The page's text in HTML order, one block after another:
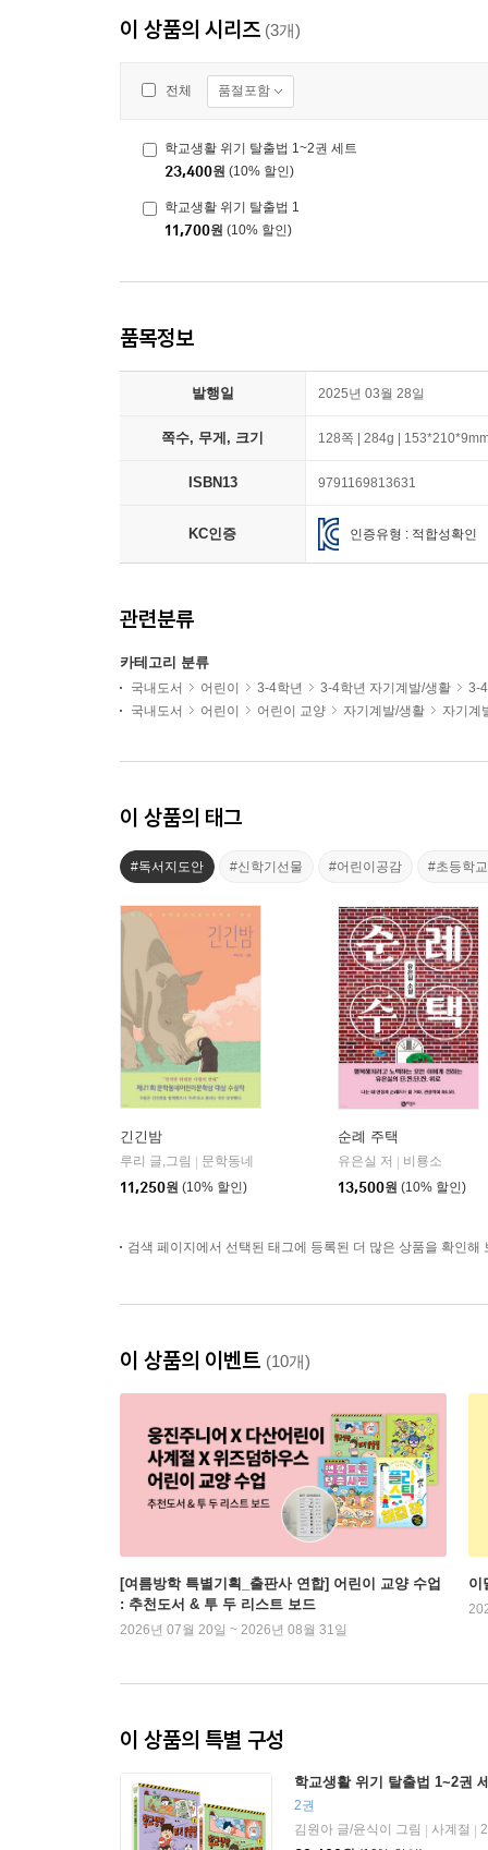
이 상품의 시리즈 (3개)
전체 품절포함
학교생활 위기 탈출법 1~2권 세트
23,400원 (10% 할인)
학교생활 위기 탈출법 1
11,700원 (10% 할인)
품목정보
발행일 2025년 03월 28일
쪽수, 무게, 크기 128쪽 | 284g |
ISBN13 9791169813631
KC인증 인증유형 : 적합성확인
관련분류
카테고리 분류
국내도서 어린이 3-4학년 3-4학년 자기계발/생활
3-
국내도서
어린이 어린이 교양 자기계발/생활 자기계
이 상품의 태그
#독서지도안 #신학기선물 #어린이공감 #초등학
긴긴밤
루리 글,그림
문학동네
11,250원 (10% 할인)
순례 주택
유은실 저
비룡소
13,500원 (10% 할인)
검색 페이지에서 선택된 태그에 등록된 더 많은 상품을 확인해
이 상품의 이벤트 (10개)
[여름방학 특별기획_출판사 연합] 어린이 교양 수업
: 추천도서 & 투 두 리스트 보드
2026년 07월 20일 ~ 2026년 08월 31일
이
이 상품의 특별 구성
학교생활 위기 탈출법 1~2권
2권
김원아 글/윤식이 그림
사계절